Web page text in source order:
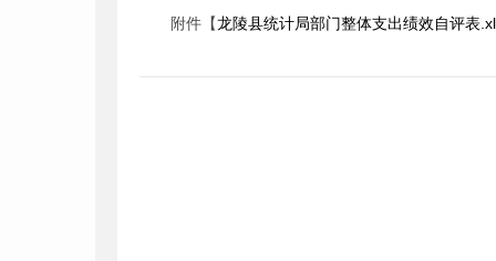
附件【龙陵县统计局部门整体支出绩效自评表